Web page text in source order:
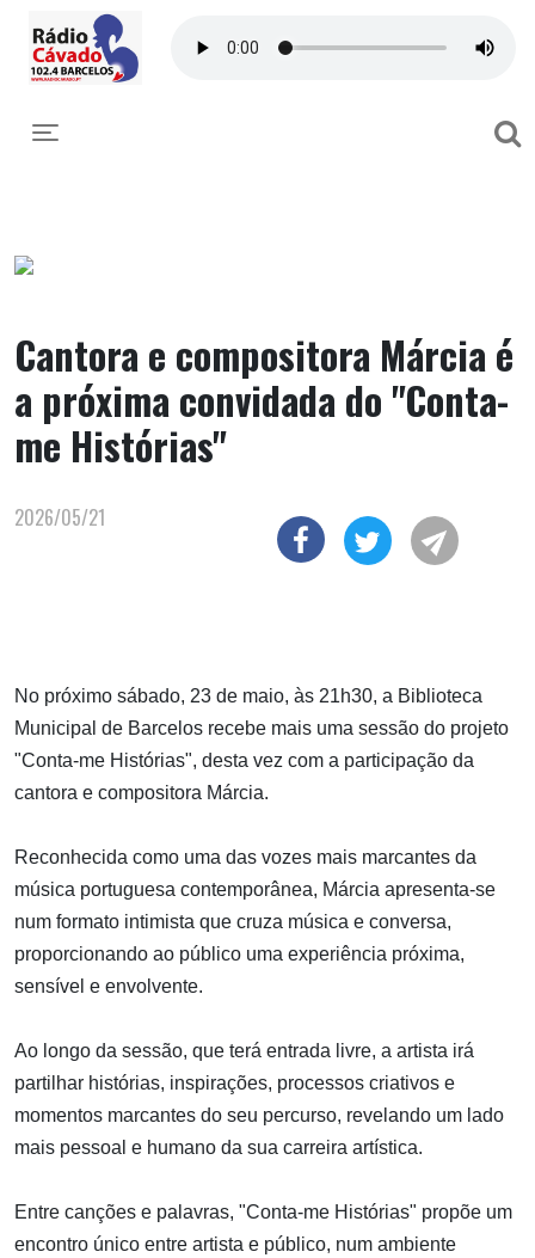
Toggle navigation
Cantora e compositora Márcia é
a próxima convidada do "Conta-
me Histórias"
2026/05/21
No próximo sábado, 23 de maio, às 21h30, a Biblioteca
Municipal de Barcelos recebe mais uma sessão do projeto
"Conta-me Histórias", desta vez com a participação da
cantora e compositora Márcia.
Reconhecida como uma das vozes mais marcantes da
música portuguesa contemporânea, Márcia apresenta-se
num formato intimista que cruza música e conversa,
proporcionando ao público uma experiência próxima,
sensível e envolvente.
Ao longo da sessão, que terá entrada livre, a artista irá
partilhar histórias, inspirações, processos criativos e
momentos marcantes do seu percurso, revelando um lado
mais pessoal e humano da sua carreira artística.
Entre canções e palavras, "Conta-me Histórias" propõe um
encontro único entre artista e público, num ambiente